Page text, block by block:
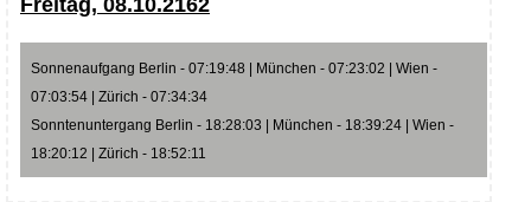
Sonnenaufgang Berlin - 07:19:48 | München - 07:23:02 | Wien -
07:03:54 | Zürich - 07:34:34
Sonntenuntergang Berlin - 18:28:03 | München - 18:39:24 | Wien -
18:20:12 | Zürich - 18:52:11